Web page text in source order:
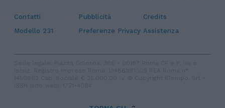
Contatti Pubblicità
Credits
Modello 231
Preferenze Privacy Assistenza